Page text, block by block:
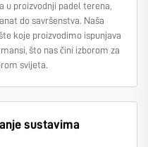
u proizvodnji padel terena,
do savršenstva. Naša
koje proizvodimo ispunjava
što nas čini izborom za
svijeta.
sustavima